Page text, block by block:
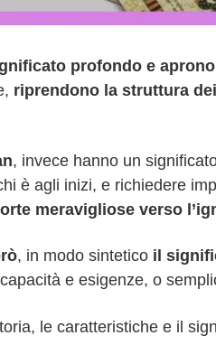
profondo e
riprendono la struttura
, invece hanno un
è agli inizi, e richiedere
meravigliose verso
, in modo sintetico il
e esigenze, o
le caratteristiche e il